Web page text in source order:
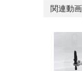
関連動画